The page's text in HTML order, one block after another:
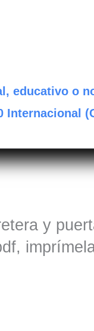
educativo o
Internacional
y